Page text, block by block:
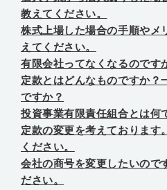
教えてください。
株式上場した場合の手順やメ
えてください。
有限会社ってなくなるのです
定款とはどんなものですか？
ですか？
投資事業有限責任組合とは何
定款の変更を考えております
ください。
会社の商号を変更したいので
ださい。